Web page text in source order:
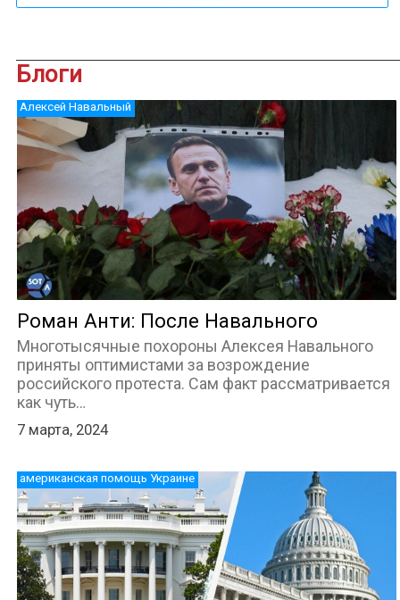
Блоги
Алексей Навальный
Роман Анти: После Навального
Многотысячные похороны Алексея Навального
приняты оптимистами за возрождение
российского протеста. Сам факт рассматривается
как чуть…
7 марта, 2024
американская помощь Украине